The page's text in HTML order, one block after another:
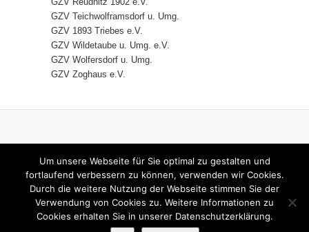
GZV Teichwolframsdorf u. Umg.
GZV 1893 Triebes e.V.
GZV Wildetaube u. Umg. e.V.
GZV Wolfersdorf u. Umg.
GZV Zoghaus e.V.
DATENSCHUTZERKLÄRUNG
KONTAKT
KV RGZ Greiz| Designed by:
Um unsere Webseite für Sie optimal zu gestalten und
fortlaufend verbessern zu können, verwenden wir Cookies.
Durch die weitere Nutzung der Webseite stimmen Sie der
Verwendung von Cookies zu. Weitere Informationen zu
Cookies erhalten Sie in unserer Datenschutzerklärung.